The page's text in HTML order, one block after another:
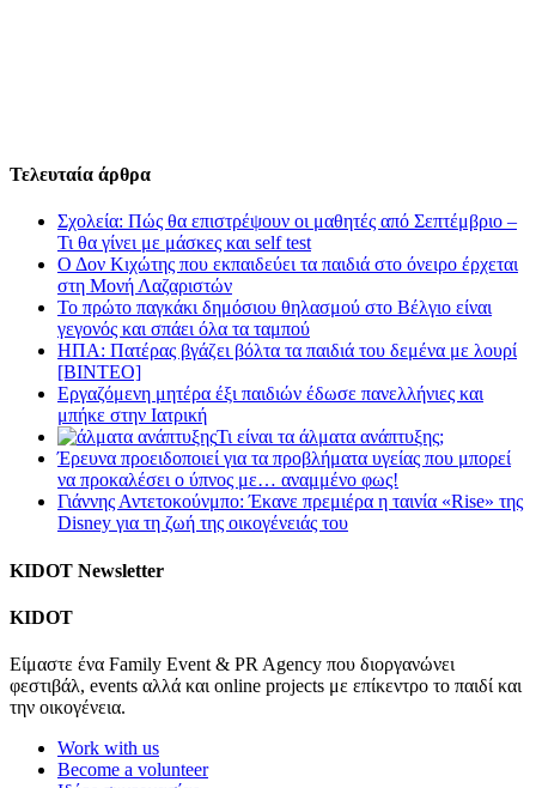
Τελευταία άρθρα
Σχολεία: Πώς θα επιστρέψουν οι μαθητές από Σεπτέμβριο –
Τι θα γίνει με μάσκες και self test
Ο Δον Κιχώτης που εκπαιδεύει τα παιδιά στο όνειρο έρχεται
στη Μονή Λαζαριστών
Το πρώτο παγκάκι δημόσιου θηλασμού στο Βέλγιο είναι
γεγονός και σπάει όλα τα ταμπού
ΗΠΑ: Πατέρας βγάζει βόλτα τα παιδιά του δεμένα με λουρί
[BINTEO]
Εργαζόμενη μητέρα έξι παιδιών έδωσε πανελλήνιες και
μπήκε στην Ιατρική
Τι είναι τα άλματα ανάπτυξης;
Έρευνα προειδοποιεί για τα προβλήματα υγείας που μπορεί
να προκαλέσει ο ύπνος με… αναμμένο φως!
Γιάννης Αντετοκούνμπο: Έκανε πρεμιέρα η ταινία «Rise» της
Disney για τη ζωή της οικογένειάς του
KIDOT Newsletter
KIDOT
Είμαστε ένα Family Event & PR Agency που διοργανώνει
φεστιβάλ, events αλλά και online projects με επίκεντρο το παιδί και
την οικογένεια.
Work with us
Become a volunteer